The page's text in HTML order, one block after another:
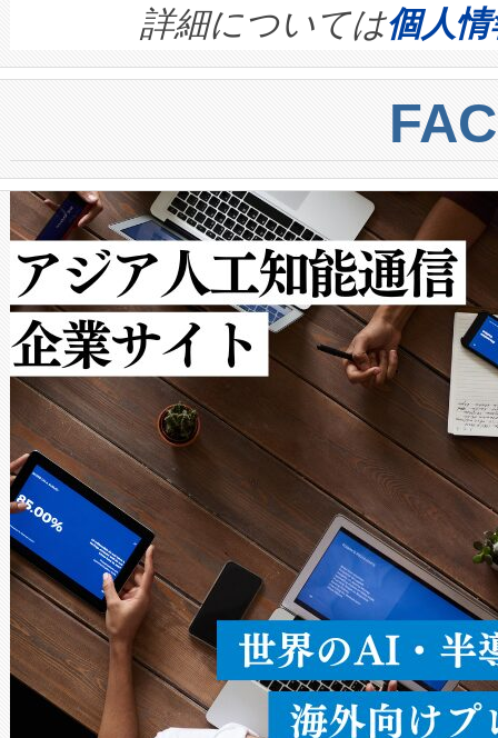
quality and reliability for AI
BESS stack to ensure battery
centers. Voltaiqは、ai&のAI
からシステム統合、試運転、
クルの各段階のデータを監視
[…]
す。ノーマルモードでは、
ートル先まで検出でき、これ
トに対して約600メートルに
では、反射率10％のターゲッ
で向上し、最大検知距離は
ットだけで最大1キロメート
ルの変電所周囲を監視でき、
作業と点群処理を簡素化でき
Avia 2は、2種類のFOVオプシ
× 80°のノーマルモード、長
ードを切り替えて使用するこ
ることなく、単一のデバイス
うにします。遠距離まで届く
密度なスキャ […]
詳細については個人